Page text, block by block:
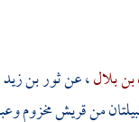
بلال، عنثور بن زيد
منقريشمخزوم